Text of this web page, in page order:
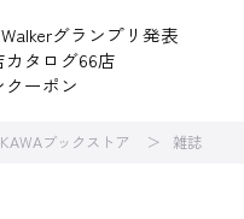
グランプリ発表
タログ66店
ーポン
ブックストア 雑誌